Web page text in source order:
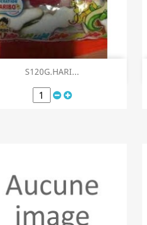
S120G.HARI...
Aperçu rapide